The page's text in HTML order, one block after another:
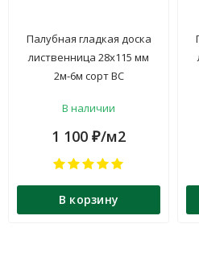
Палубная гладкая доска
лиственница 28х115 мм
2м-6м сорт ВС
В наличии
1 100 ₽/м2
В корзину